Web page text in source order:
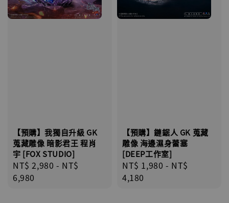
【預購】我獨自升級 GK
蒐藏雕像 暗影君王 程肖
宇 [FOX STUDIO]
Regular
price
NT$ 2,980 - NT$
6,980
【預購】鏈鋸人 GK 蒐藏
雕像 海邊濕身蕾塞
[DEEP工作室]
Regular
price
NT$ 1,980 - NT$
4,180